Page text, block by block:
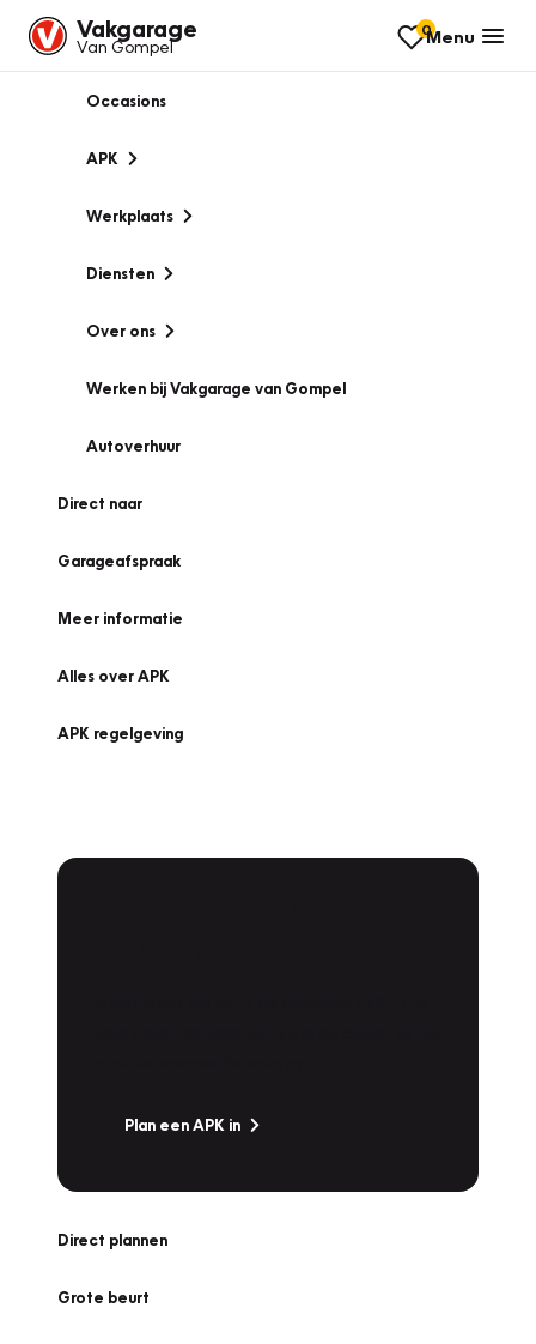
Vakgarage
Van Gompel
0Menu
Occasions
APK
Werkplaats
Diensten
Over ons
Werken bij Vakgarage van Gompel
Autoverhuur
Direct naar
Garageafspraak
Meer informatie
Alles over APK
APK regelgeving
Plan een APK in
Direct plannen
Grote beurt